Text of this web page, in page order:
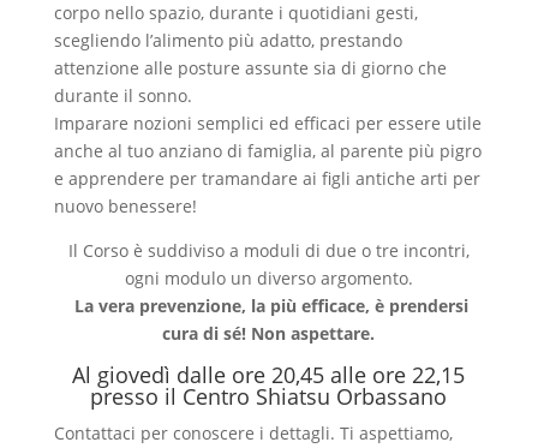
corpo nello spazio, durante i quotidiani gesti,
scegliendo l’alimento più adatto, prestando
attenzione alle posture assunte sia di giorno che
durante il sonno.
Imparare nozioni semplici ed efficaci per essere utile
anche al tuo anziano di famiglia, al parente più pigro
e apprendere per tramandare ai figli antiche arti per
nuovo benessere!
Il Corso è suddiviso a moduli di due o tre incontri,
ogni modulo un diverso argomento.
La vera prevenzione, la più efficace, è prendersi
cura di sé! Non aspettare.
Al giovedì dalle ore 20,45 alle ore 22,15
presso il Centro Shiatsu Orbassano
Contattaci per conoscere i dettagli. Ti aspettiamo,